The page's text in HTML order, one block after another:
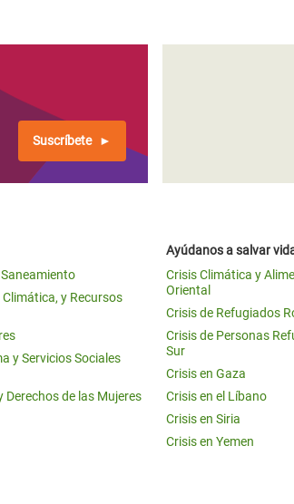
Suscríbete
y Recursos
y Servicios Sociales
Derechos de las Mujeres
Ayúdanos a salvar
Crisis Climática y
Oriental
Crisis de Refugiados
Crisis de Personas
Sur
Crisis en Gaza
Crisis en el Líbano
Crisis en Siria
Crisis en Yemen